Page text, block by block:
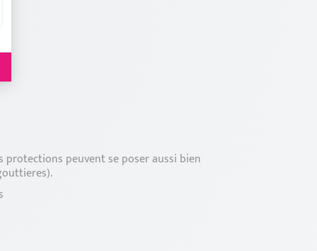
protections peuvent se poser aussi bien